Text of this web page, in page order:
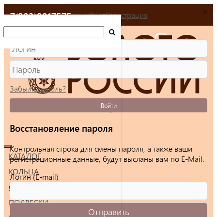
+7(903)9917575
КАТАЛОГ
КОЛЬЦА
СЕРЬГИ
ПОДВЕСКИ
ВходРегистрация
Забыли пароль?
Войти
Восстановление пароля
Контрольная строка для смены пароля, а также ваши
регистрационные данные, будут высланы вам по E-Mail.
Логин (E-mail)